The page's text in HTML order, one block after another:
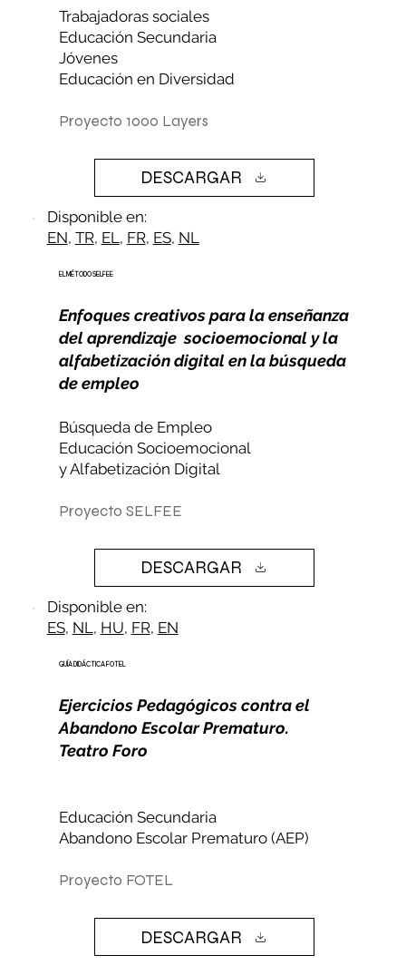
Trabajadoras sociales
Educación Secundaria
Jóvenes
Educación en Diversidad
Proyecto 1000 Layers
DESCARGAR
Disponible en:
EN, TR, EL , FR, ES, NL
EL MÉTODO SELFEE
Enfoques creativos para la enseñanza
del aprendizaje socioemocional y la
alfabetización digital en la búsqueda
de empleo
Búsqueda de Empleo
Educación Socioemocional​
y Alfabetización Digital
Proyecto SELFEE
DESCARGAR
Disponible en:
ES, NL , HU, FR, EN
GUÍA DIDÁCTICA FOTEL
Ejercicios Pedagógicos contra el
Abandono Escolar Prematuro.
Teatro Foro
Educación Secundaria
Abandono Escolar Prematuro (AEP)​
Proyecto FOTEL
DESCARGAR